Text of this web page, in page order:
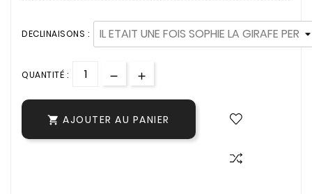
DECLINAISONS :
QUANTITÉ :
 AJOUTER AU PANIER